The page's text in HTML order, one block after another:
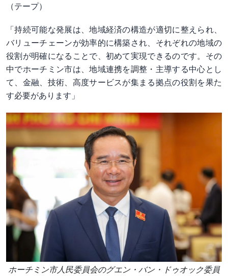
（テープ）
「持続可能な発展は、地域経済の構造が適切に整えられ、
バリューチェーンが効率的に構築され、それぞれの地域の
役割が明確になることで、初めて実現できるのです。その
中でホーチミン市は、地域連携を調整・主導する中心とし
て、金融、技術、高度サービスが集まる拠点の役割を果た
す必要があります」
ホーチミン市人民委員会のグエン・バン・ドゥオック委員